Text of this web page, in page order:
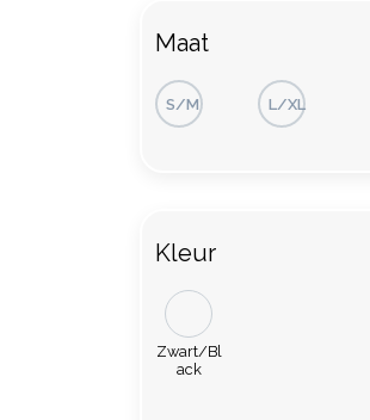
Maat
S/M L/XL
Kleur
Zwart/Bl
ack